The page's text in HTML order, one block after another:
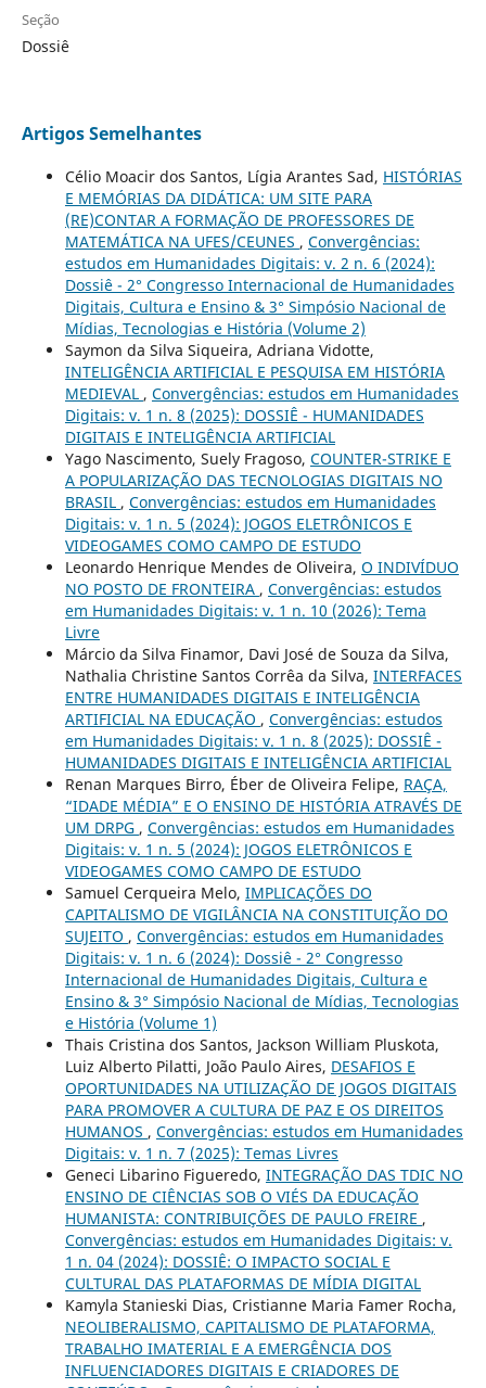
Seção
Dossiê
Artigos Semelhantes
Célio Moacir dos Santos, Lígia Arantes Sad, HISTÓRIAS
E MEMÓRIAS DA DIDÁTICA: UM SITE PARA
(RE)CONTAR A FORMAÇÃO DE PROFESSORES DE
MATEMÁTICA NA UFES/CEUNES , Convergências:
estudos em Humanidades Digitais: v. 2 n. 6 (2024):
Dossiê - 2° Congresso Internacional de Humanidades
Digitais, Cultura e Ensino & 3° Simpósio Nacional de
Mídias, Tecnologias e História (Volume 2)
Saymon da Silva Siqueira, Adriana Vidotte,
INTELIGÊNCIA ARTIFICIAL E PESQUISA EM HISTÓRIA
MEDIEVAL , Convergências: estudos em Humanidades
Digitais: v. 1 n. 8 (2025): DOSSIÊ - HUMANIDADES
DIGITAIS E INTELIGÊNCIA ARTIFICIAL
Yago Nascimento, Suely Fragoso, COUNTER-STRIKE E
A POPULARIZAÇÃO DAS TECNOLOGIAS DIGITAIS NO
BRASIL , Convergências: estudos em Humanidades
Digitais: v. 1 n. 5 (2024): JOGOS ELETRÔNICOS E
VIDEOGAMES COMO CAMPO DE ESTUDO
Leonardo Henrique Mendes de Oliveira, O INDIVÍDUO
NO POSTO DE FRONTEIRA , Convergências: estudos
em Humanidades Digitais: v. 1 n. 10 (2026): Tema
Livre
Márcio da Silva Finamor, Davi José de Souza da Silva,
Nathalia Christine Santos Corrêa da Silva, INTERFACES
ENTRE HUMANIDADES DIGITAIS E INTELIGÊNCIA
ARTIFICIAL NA EDUCAÇÃO , Convergências: estudos
em Humanidades Digitais: v. 1 n. 8 (2025): DOSSIÊ -
HUMANIDADES DIGITAIS E INTELIGÊNCIA ARTIFICIAL
Renan Marques Birro, Éber de Oliveira Felipe, RAÇA,
“IDADE MÉDIA” E O ENSINO DE HISTÓRIA ATRAVÉS DE
UM DRPG , Convergências: estudos em Humanidades
Digitais: v. 1 n. 5 (2024): JOGOS ELETRÔNICOS E
VIDEOGAMES COMO CAMPO DE ESTUDO
Samuel Cerqueira Melo, IMPLICAÇÕES DO
CAPITALISMO DE VIGILÂNCIA NA CONSTITUIÇÃO DO
SUJEITO , Convergências: estudos em Humanidades
Digitais: v. 1 n. 6 (2024): Dossiê - 2° Congresso
Internacional de Humanidades Digitais, Cultura e
Ensino & 3° Simpósio Nacional de Mídias, Tecnologias
e História (Volume 1)
Thais Cristina dos Santos, Jackson William Pluskota,
Luiz Alberto Pilatti, João Paulo Aires, DESAFIOS E
OPORTUNIDADES NA UTILIZAÇÃO DE JOGOS DIGITAIS
PARA PROMOVER A CULTURA DE PAZ E OS DIREITOS
HUMANOS , Convergências: estudos em Humanidades
Digitais: v. 1 n. 7 (2025): Temas Livres
Geneci Libarino Figueredo, INTEGRAÇÃO DAS TDIC NO
ENSINO DE CIÊNCIAS SOB O VIÉS DA EDUCAÇÃO
HUMANISTA: CONTRIBUIÇÕES DE PAULO FREIRE ,
Convergências: estudos em Humanidades Digitais: v.
1 n. 04 (2024): DOSSIÊ: O IMPACTO SOCIAL E
CULTURAL DAS PLATAFORMAS DE MÍDIA DIGITAL
Kamyla Stanieski Dias, Cristianne Maria Famer Rocha,
NEOLIBERALISMO, CAPITALISMO DE PLATAFORMA,
TRABALHO IMATERIAL E A EMERGÊNCIA DOS
INFLUENCIADORES DIGITAIS E CRIADORES DE